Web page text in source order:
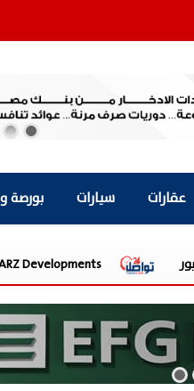
عقارات سيارات بورصة
LARZ Developments تطلق رؤيتها الجديدة لتقديم مفهوم متكامل للتطوير العقاري في مصر